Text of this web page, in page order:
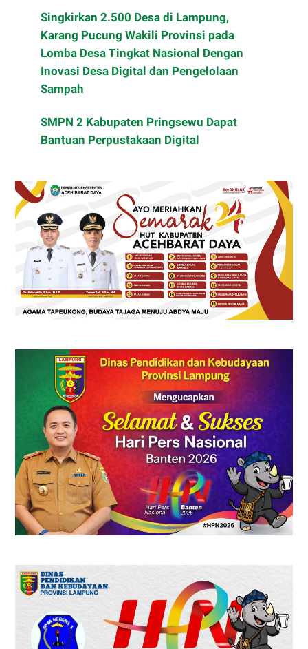
Singkirkan 2.500 Desa di Lampung,
Karang Pucung Wakili Provinsi pada
Lomba Desa Tingkat Nasional Dengan
Inovasi Desa Digital dan Pengelolaan
Sampah
SMPN 2 Kabupaten Pringsewu Dapat
Bantuan Perpustakaan Digital